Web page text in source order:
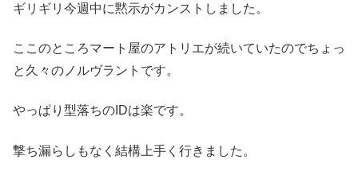
ギリギリ今週中に黙示がカンストしました。
ここのところマート屋のアトリエが続いていたのでちょっ
と久々のノルヴラントです。
やっぱり型落ちのIDは楽です。
撃ち漏らしもなく結構上手く行きました。